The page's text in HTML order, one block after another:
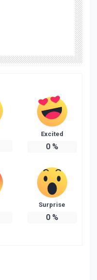
Excited
0%
Surprise
0%